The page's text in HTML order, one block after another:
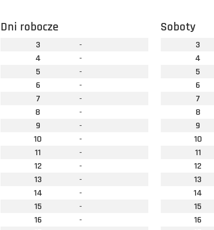
Dni robocze
3
-
4
-
5
-
6
-
7
-
8
-
9
-
10
-
11
-
12
-
13
-
14
-
15
-
16
-
Soboty
3
4
5
6
7
8
9
10
11
12
13
14
15
16